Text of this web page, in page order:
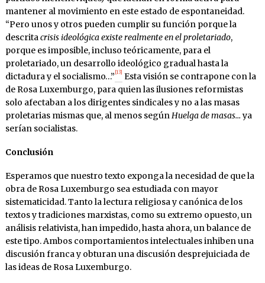
mantener al movimiento en este estado de espontaneidad.
“Pero unos y otros pueden cumplir su función porque la
descritacrisis ideológica existe realmente en el proletariado,
porque es imposible, incluso teóricamente, para el
proletariado, un desarrollo ideológico gradual hasta la
dictadura y el socialismo…” [13] Esta visión se contrapone con la
de Rosa Luxemburgo, para quien las ilusiones reformistas
solo afectaban a los dirigentes sindicales y no a las masas
proletarias mismas que, al menos segúnHuelga de masas…ya
serían socialistas.
Conclusión
Esperamos que nuestro texto exponga la necesidad de que la
obra de Rosa Luxemburgo sea estudiada con mayor
sistematicidad. Tanto la lectura religiosa y canónica de los
textos y tradiciones marxistas, como su extremo opuesto, un
análisis relativista, han impedido, hasta ahora, un balance de
este tipo. Ambos comportamientos intelectuales inhiben una
discusión franca y obturan una discusión desprejuiciada de
las ideas de Rosa Luxemburgo.